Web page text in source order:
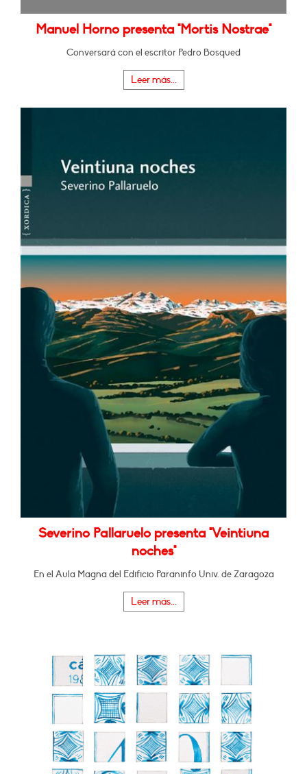
Manuel Horno presenta "Mortis Nostrae"
Conversará con el escritor Pedro Bosqued
Leer más...
Severino Pallaruelo presenta "Veintiuna
noches"
En el Aula Magna del Edificio Paraninfo Univ. de Zaragoza
Leer más...